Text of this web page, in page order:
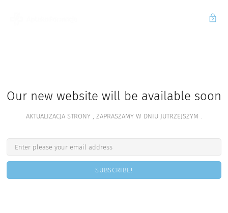
Our new website will be available soon
AKTUALIZACJA STRONY , ZAPRASZAMY W DNIU JUTRZEJSZYM .
SUBSCRIBE!